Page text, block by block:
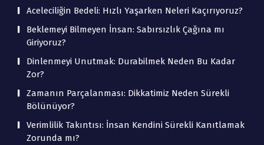
Aceleciliğin Bedeli: Hızlı Yaşarken Neleri Kaçırıyoruz?
Beklemeyi Bilmeyen İnsan: Sabırsızlık Çağına mı
Giriyoruz?
Dinlenmeyi Unutmak: Durabilmek Neden Bu Kadar
Zor?
Zamanın Parçalanması: Dikkatimiz Neden Sürekli
Bölünüyor?
Verimlilik Takıntısı: İnsan Kendini Sürekli Kanıtlamak
Zorunda mı?